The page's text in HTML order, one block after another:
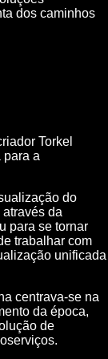
dos caminhos
Torkel
para a
do
da
para se tornar
trabalhar com
unificada
centrava-se na
da época,
de